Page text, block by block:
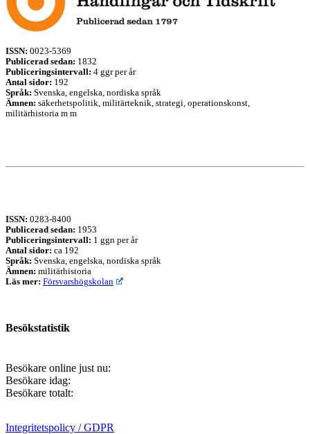
ISSN: 0023-5369
Publicerad sedan: 1832
Publiceringsintervall: 4 ggr per år
Antal sidor: 192
Språk: Svenska, engelska, nordiska språk
Ämnen: säkerhetspolitik, militärteknik, strategi, operationskonst,
militärhistoria m m
ISSN: 0283-8400
Publicerad sedan: 1953
Publiceringsintervall: 1 ggn per år
Antal sidor: ca 192
Språk: Svenska, engelska, nordiska språk
Ämnen: militärhistoria
Läs mer: Försvarshögskolan
Besökstatistik
Besökare online just nu:
Besökare idag:
Besökare totalt:
Integritetspolicy / GDPR